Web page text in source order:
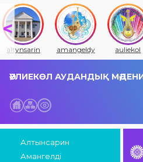
altynsarin amangeldy auliekol
ӘУЛИЕКӨЛ АУДАНДЫҚ
Алтынсарин
Амангелді